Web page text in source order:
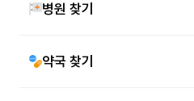
병원 찾기
약국 찾기